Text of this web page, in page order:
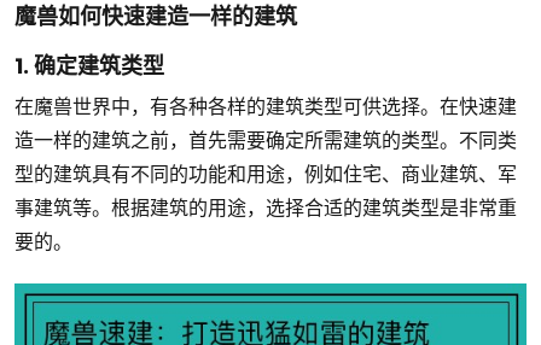
魔兽如何快速建造一样的建筑
1. 确定建筑类型
在魔兽世界中，有各种各样的建筑类型可供选择。在快速建
造一样的建筑之前，首先需要确定所需建筑的类型。不同类
型的建筑具有不同的功能和用途，例如住宅、商业建筑、军
事建筑等。根据建筑的用途，选择合适的建筑类型是非常重
要的。